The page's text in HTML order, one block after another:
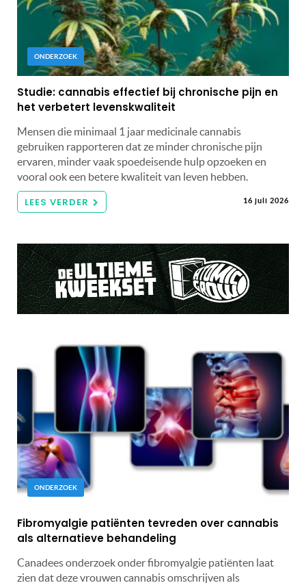
ONDERZOEK
Studie: cannabis effectief bij chronische pijn en
het verbetert levenskwaliteit
Mensen die minimaal 1 jaar medicinale cannabis
gebruiken rapporteren dat ze minder chronische pijn
ervaren, minder vaak spoedeisende hulp opzoeken en
vooral ook een betere kwaliteit van leven hebben.
LEES VERDER 16 juli 2026
ONDERZOEK
Fibromyalgie patiënten tevreden over cannabis
als alternatieve behandeling
Canadees onderzoek onder fibromyalgie patiënten laat
zien dat deze vrouwen cannabis omschrijven als